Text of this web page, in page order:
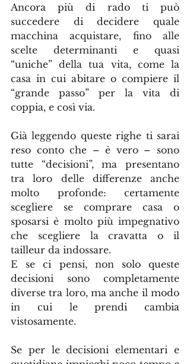
Ancora più di rado ti può
succedere di decidere quale
macchina acquistare, fino alle
scelte determinanti e quasi
“uniche” della tua vita, come la
casa in cui abitare o compiere il
“grande passo” per la vita di
coppia, e così via.
Già leggendo queste righe ti sarai
reso conto che – è vero – sono
tutte “decisioni”, ma presentano
tra loro delle differenze anche
molto profonde: certamente
scegliere se comprare casa o
sposarsi è molto più impegnativo
che scegliere la cravatta o il
tailleur da indossare.
E se ci pensi, non solo queste
decisioni sono completamente
diverse tra loro, ma anche il modo
in cui le prendi cambia
vistosamente.
Se per le decisioni elementari e